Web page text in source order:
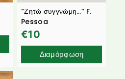
“Ζητώ συγγνώμη…” F.
Pessoa
€10
Διαμόρφωση